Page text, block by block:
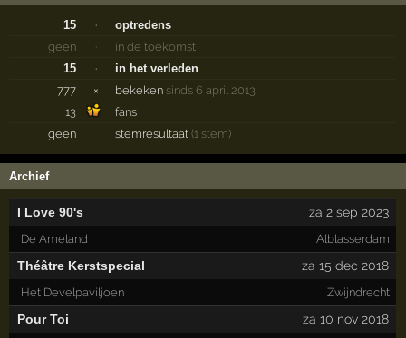
15 ·
optredens
geen
·
in de toekomst
15
·
in het verleden
777
× bekeken sinds 6 april 2013
13
fans
geen
stemresultaat(1 stem)
Archief
I Love 90's za 2 sep 2023
De Ameland Alblasserdam
Théâtre Kerstspecial za 15 dec 2018
Het Develpaviljoen Zwijndrecht
Pour Toi za 10 nov 2018